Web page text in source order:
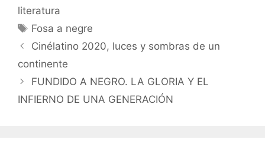
literatura
Etiquetas
Fosa a negre
Cinélatino 2020, luces y sombras de un
continente
FUNDIDO A NEGRO. LA GLORIA Y EL
INFIERNO DE UNA GENERACIÓN